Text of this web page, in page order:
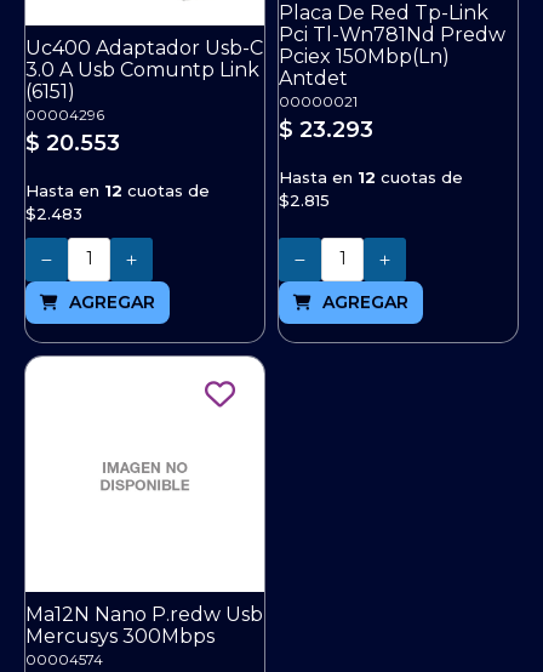
Uc400 Adaptador Usb-C
3.0 A Usb Comuntp Link
(6151)
00004296
$ 20.553
Hasta en 12 cuotas de
$2.483
Cantidad
AGREGAR
Placa De Red Tp-Link
Pci Tl-Wn781Nd Predw
Pciex 150Mbp(Ln)
Antdet
00000021
$ 23.293
Hasta en 12 cuotas de
$2.815
Cantidad
AGREGAR
Ma12N Nano P.redw Usb
Mercusys 300Mbps
00004574